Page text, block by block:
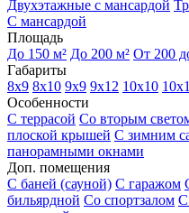
Двухэтажные с мансардой
С мансардой
Площадь
До 150 м² До 200 м² От 200
Габариты
8x9 8x10 9x9 9x12 10x10
Особенности
С террасой Со вторым
плоской крышей С зимним
панорамными окнами
Доп. помещения
С баней (сауной) С гаражом
бильярдной Со спортзалом С